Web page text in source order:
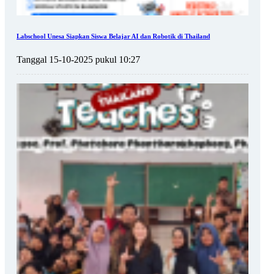
Labschool Unesa Siapkan Siswa Belajar AI dan Robotik di Thailand
Tanggal 15-10-2025 pukul 10:27